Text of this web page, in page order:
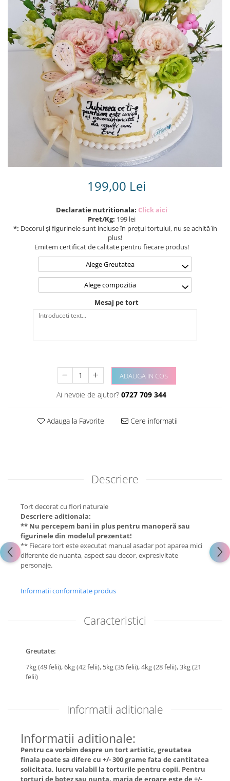
Torturi in frosting- crema pentru
baieti
Torturi cu flori
Tortulețe 1.7 kg - 2 kg
199,00 Lei
Declaratie nutritionala: Click aici
Pret/Kg: 199 lei
*: Decorul și figurinele sunt incluse în prețul tortului, nu se achită în
plus!
Emitem certificat de calitate pentru fiecare produs!
Alege Greutatea
Alege compozitia
Mesaj pe tort
ADAUGA IN COS
Ai nevoie de ajutor? 0727 709 344
Adauga la Favorite Cere informatii
Descriere
Tort decorat cu flori naturale
Descriere aditionala:
** Nu percepem bani in plus pentru manoperă sau
figurinele din modelul prezentat!
** Fiecare tort este executat manual asadar pot aparea mici
diferente de nuanta, aspect sau decor, expresivitate
personaje.
Informatii conformitate produs
Caracteristici
Greutate:
7kg (49 felii),6kg (42 felii), 5kg (35 felii),4kg (28 felii),3kg (21
felii)
Informatii aditionale
Informatii aditionale:
Pentru ca vorbim despre un tort artistic, greutatea
finala poate sa difere cu +/- 300 grame fata de cantitatea
solicitata, lucru valabil la torturile pentru copii. Pentru
torturi de botez sau nunta, marja de eroare este de +/-